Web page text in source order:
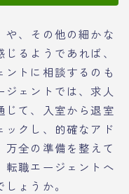
や、その他の細かな
るようであれば、
トに相談するのも
ェントでは、求人
じて、入室から退室
ックし、的確なアド
全の準備を整えて
転職エージェントへ
ょうか。